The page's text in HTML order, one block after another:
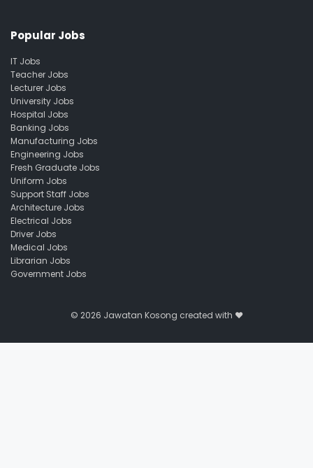
Popular Jobs
IT Jobs
Teacher Jobs
Lecturer Jobs
University Jobs
Hospital Jobs
Banking Jobs
Manufacturing Jobs
Engineering Jobs
Fresh Graduate Jobs
Uniform Jobs
Support Staff Jobs
Architecture Jobs
Electrical Jobs
Driver Jobs
Medical Jobs
Librarian Jobs
Government Jobs
© 2026 Jawatan Kosong created with ❤️️